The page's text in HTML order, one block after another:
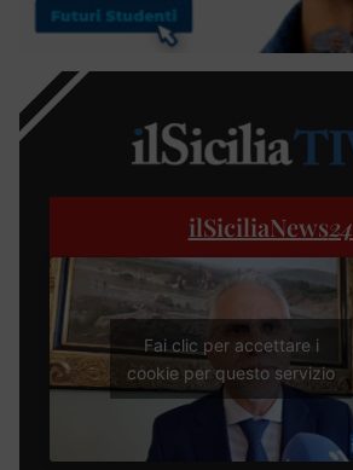
ilSiciliaNews24
Fai clic per accettare i
cookie per questo servizio